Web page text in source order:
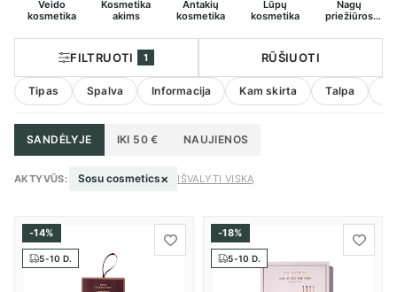
Veido
kosmetika
Kosmetika
akims
Antakių
kosmetika
Lūpų
kosmetika
Nagų
priežiūros
FILTRUOTI 1
Tipas Spalva Informacija Kam skirta Talpa
RŪŠIUOTI
SANDĖLYJE IKI 50 € NAUJIENOS
AKTYVŪS: Sosu cosmetics× IŠVALYTI VISKĄ
-14%
5-10 D.
-18%
5-10 D.